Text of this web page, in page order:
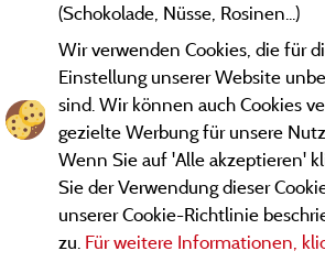
Gesetzliche Bedingungen
(Schokolade, Nüsse, Rosinen...)
Wir verwenden Cookies, die für
Einstellung unserer Website
sind. Wir können auch Cookies
gezielte Werbung für unsere
Wenn Sie auf 'Alle akzeptieren'
Sie der Verwendung dieser
unserer Cookie-Richtlinie
zu. Für weitere Informationen,